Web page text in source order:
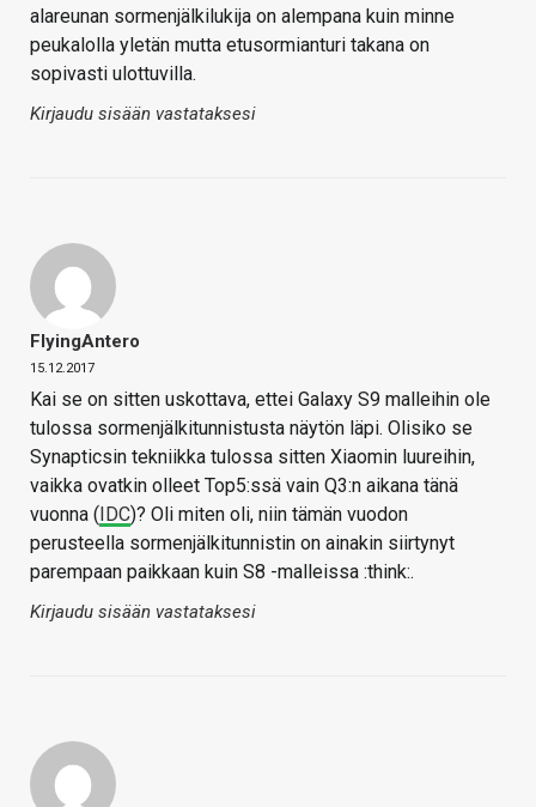
alareunan sormenjälkilukija on alempana kuin minne
peukalolla yletän mutta etusormianturi takana on
sopivasti ulottuvilla.
Kirjaudu sisään vastataksesi
FlyingAntero
15.12.2017
Kai se on sitten uskottava, ettei Galaxy S9 malleihin ole
tulossa sormenjälkitunnistusta näytön läpi. Olisiko se
Synapticsin tekniikka tulossa sitten Xiaomin luureihin,
vaikka ovatkin olleet Top5:ssä vain Q3:n aikana tänä
vuonna (IDC)? Oli miten oli, niin tämän vuodon
perusteella sormenjälkitunnistin on ainakin siirtynyt
parempaan paikkaan kuin S8 -malleissa :think:.
Kirjaudu sisään vastataksesi